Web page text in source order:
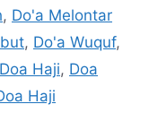
, Do'a Melontar
, Do'a Wuquf,
Doa Haji, Doa
Haji